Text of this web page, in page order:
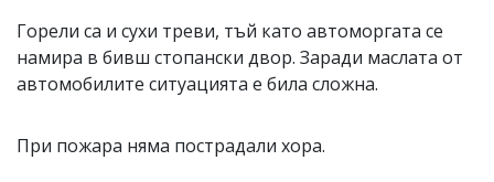
Горели са и сухи треви, тъй като автоморгата се
намира в бивш стопански двор. Заради маслата от
автомобилите ситуацията е била сложна.
При пожара няма пострадали хора.